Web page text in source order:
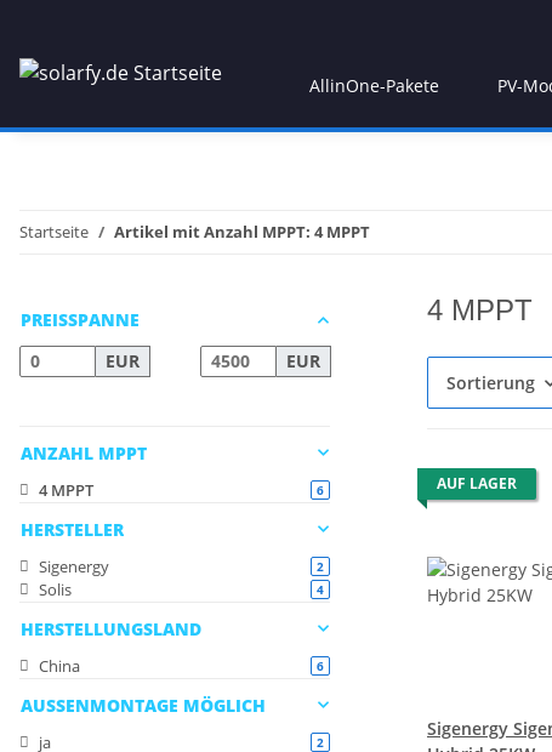
AllinOne-Pakete PV-
Startseite Artikel mit Anzahl MPPT: 4 MPPT
4 MPPT
Sortierung
AUF LAGER
Sigenergy
PREISSPANNE
EUR
EUR
ANZAHL MPPT
4 MPPT 6Artikel gefunden
HERSTELLER
Sigenergy 2Artikel gefunden
Solis 4Artikel gefunden
HERSTELLUNGSLAND
China 6Artikel gefunden
AUSSENMONTAGE MÖGLICH
ja 2Artikel gefunden